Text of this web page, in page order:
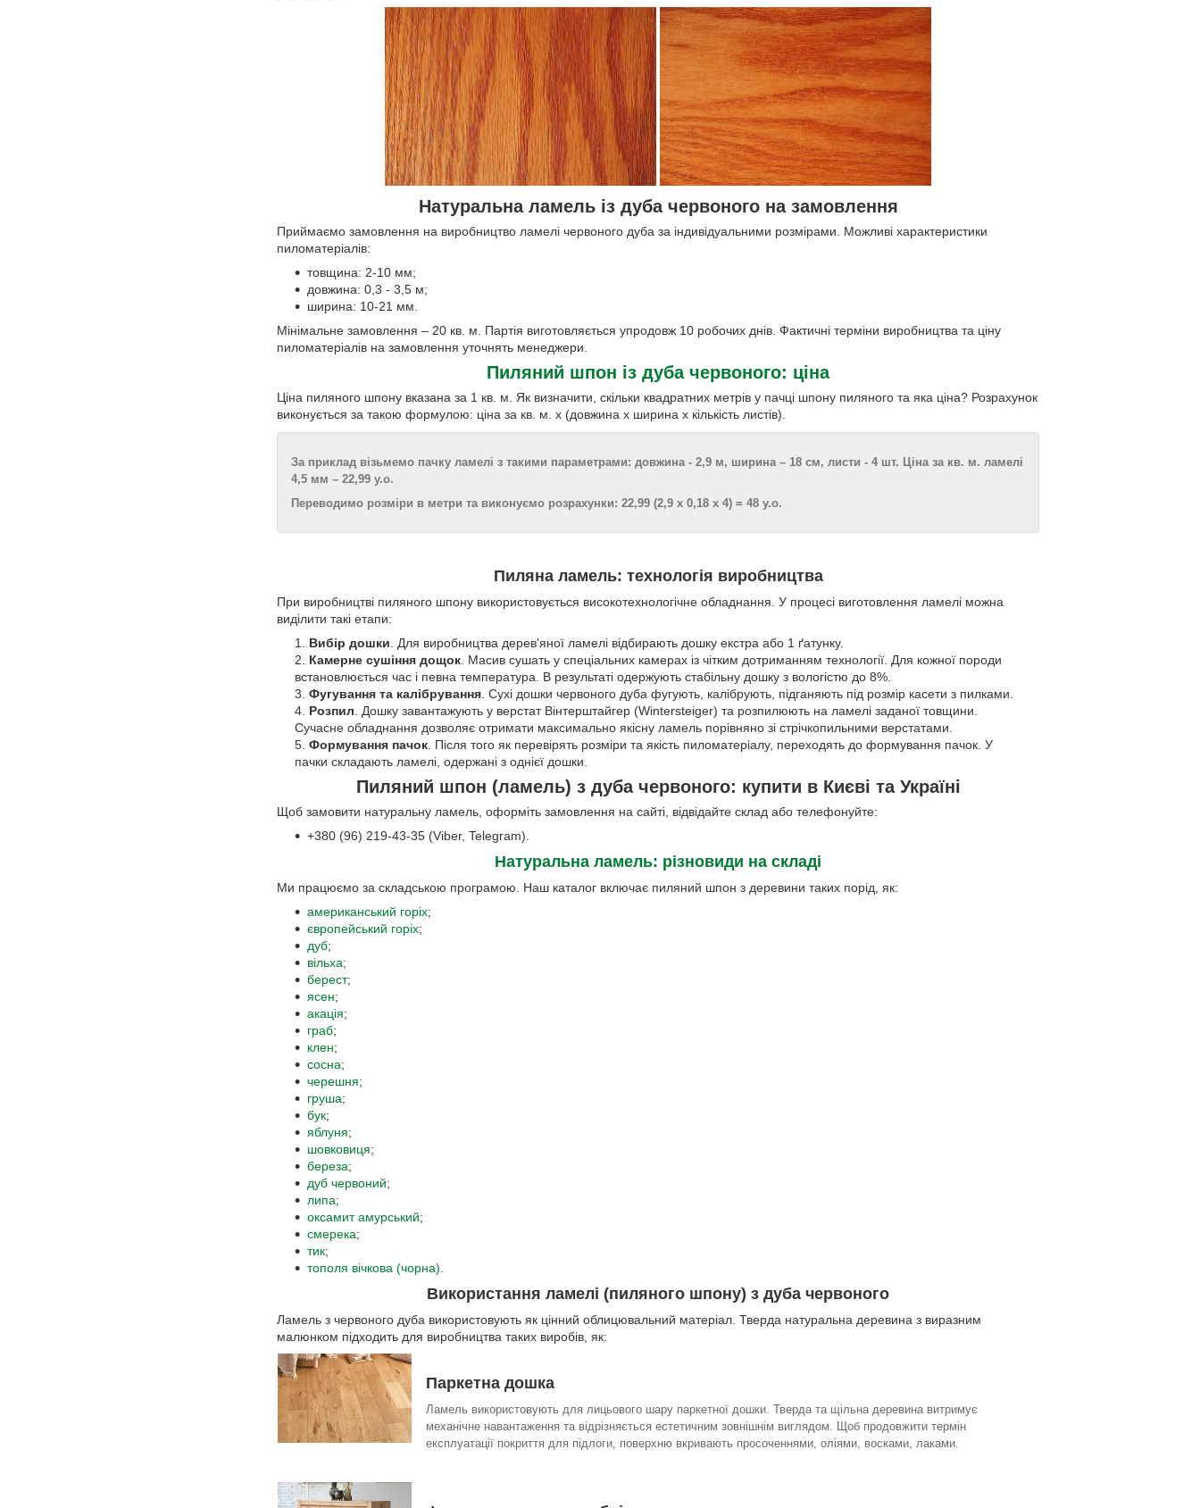
Натуральна ламель із дуба червоного на замовлення
Приймаємо замовлення на виробництво ламелі червоного дуба за індивідуальними розмірами. Можливі характеристики
пиломатеріалів:
товщина: 2-10 мм;
довжина: 0,3 - 3,5 м;
ширина: 10-21 мм.
Мінімальне замовлення – 20 кв. м. Партія виготовляється упродовж 10 робочих днів. Фактичні терміни виробництва та ціну
пиломатеріалів на замовлення уточнять менеджери.
Пиляний шпон із дуба червоного: ціна
Ціна пиляного шпону вказана за 1 кв. м. Як визначити, скільки квадратних метрів у пачці шпону пиляного та яка ціна? Розрахунок
виконується за такою формулою: ціна за кв. м. х (довжина x ширина x кількість листів).
За приклад візьмемо пачку ламелі з такими параметрами: довжина - 2,9 м, ширина – 18 см, листи - 4 шт. Ціна за кв. м. ламелі
4,5 мм – 22,99 у.о.
Переводимо розміри в метри та виконуємо розрахунки: 22,99 (2,9 х 0,18 х 4) = 48 у.о.
Пиляна ламель: технологія виробництва
При виробництві пиляного шпону використовується високотехнологічне обладнання. У процесі виготовлення ламелі можна
виділити такі етапи:
Вибір дошки. Для виробництва дерев'яної ламелі відбирають дошку екстра або 1 ґатунку.
Камерне сушіння дощок. Масив сушать у спеціальних камерах із чітким дотриманням технології. Для кожної породи
встановлюється час і певна температура. В результаті одержують стабільну дошку з вологістю до 8%.
Фугування та калібрування. Сухі дошки червоного дуба фугують, калібрують, підганяють під розмір касети з пилками.
Розпил. Дошку завантажують у верстат Вінтерштайгер (Wintersteiger) та розпилюють на ламелі заданої товщини.
Сучасне обладнання дозволяє отримати максимально якісну ламель порівняно зі стрічкопильними верстатами.
Формування пачок. Після того як перевірять розміри та якість пиломатеріалу, переходять до формування пачок. У
пачки складають ламелі, одержані з однієї дошки.
Пиляний шпон (ламель) з дуба червоного: купити в Києві та Україні
Щоб замовити натуральну ламель, оформіть замовлення на сайті, відвідайте склад або телефонуйте:
+380 (96) 219-43-35 (Viber, Telegram).
Натуральна ламель: різновиди на складі
Ми працюємо за складською програмою. Наш каталог включає пиляний шпон з деревини таких порід, як:
американський горіх;
європейський горіх;
дуб;
вільха;
берест;
ясен;
акація;
граб;
клен;
сосна;
черешня;
груша;
бук;
яблуня;
шовковиця;
береза;
дуб червоний;
липа;
оксамит амурський;
смерека;
тик;
тополя вічкова (чорна).
Використання ламелі (пиляного шпону) з дуба червоного
Ламель з червоного дуба використовують як цінний облицювальний матеріал. Тверда натуральна деревина з виразним
малюнком підходить для виробництва таких виробів, як:
Паркетна дошка
Ламель використовують для лицьового шару паркетної дошки. Тверда та щільна деревина витримує
механічне навантаження та відрізняється естетичним зовнішнім виглядом. Щоб продовжити термін
експлуатації покриття для підлоги, поверхню вкривають просоченнями, оліями, восками, лаками.